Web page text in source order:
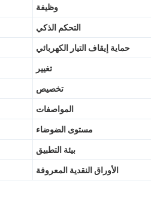
وظيفة
التحكم الذكي
حماية إيقاف التيار الكهربائي
تغيير
تخصيص
المواصفات
مستوى الضوضاء
بيئة التطبيق
الأوراق النقدية المعروفة